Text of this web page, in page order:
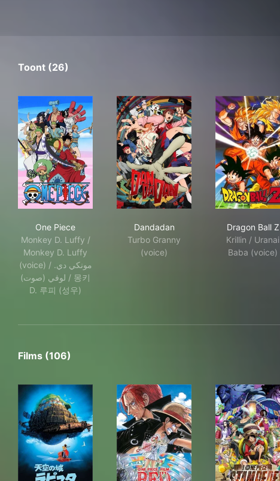
Toont (26)
One Piece
Monkey D. Luffy /
Monkey D. Luffy
(voice) / مونكي دي.
لوفي (صوت) / 몽키
D. 루피 (성우)
Dandadan
Turbo Granny
(voice)
Dragon Ball Z
Krillin / Uranai
Baba (voice)
Films (106)